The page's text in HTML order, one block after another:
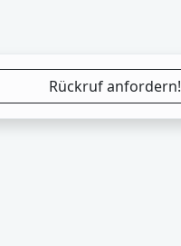
Rückruf anfordern!